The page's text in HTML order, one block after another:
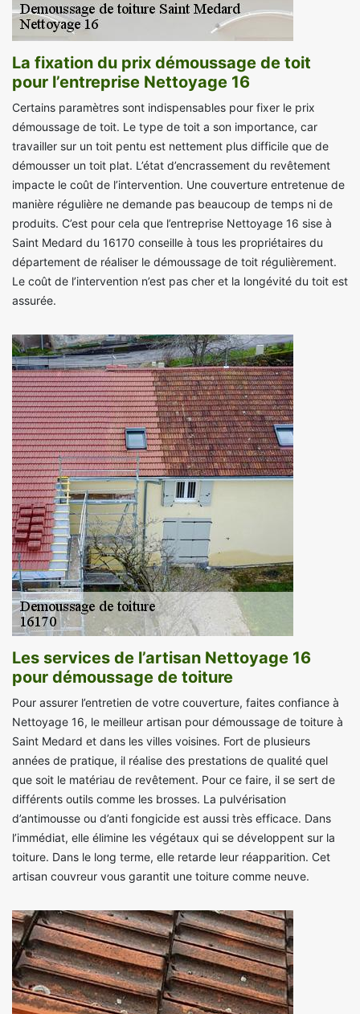
La fixation du prix démoussage de toit
pour l’entreprise Nettoyage 16
Certains paramètres sont indispensables pour fixer le prix
démoussage de toit. Le type de toit a son importance, car
travailler sur un toit pentu est nettement plus difficile que de
démousser un toit plat. L’état d’encrassement du revêtement
impacte le coût de l’intervention. Une couverture entretenue de
manière régulière ne demande pas beaucoup de temps ni de
produits. C’est pour cela que l’entreprise Nettoyage 16 sise à
Saint Medard du 16170 conseille à tous les propriétaires du
département de réaliser le démoussage de toit régulièrement.
Le coût de l’intervention n’est pas cher et la longévité du toit est
assurée.
Les services de l’artisan Nettoyage 16
pour démoussage de toiture
Pour assurer l’entretien de votre couverture, faites confiance à
Nettoyage 16, le meilleur artisan pour démoussage de toiture à
Saint Medard et dans les villes voisines. Fort de plusieurs
années de pratique, il réalise des prestations de qualité quel
que soit le matériau de revêtement. Pour ce faire, il se sert de
différents outils comme les brosses. La pulvérisation
d’antimousse ou d’anti fongicide est aussi très efficace. Dans
l’immédiat, elle élimine les végétaux qui se développent sur la
toiture. Dans le long terme, elle retarde leur réapparition. Cet
artisan couvreur vous garantit une toiture comme neuve.